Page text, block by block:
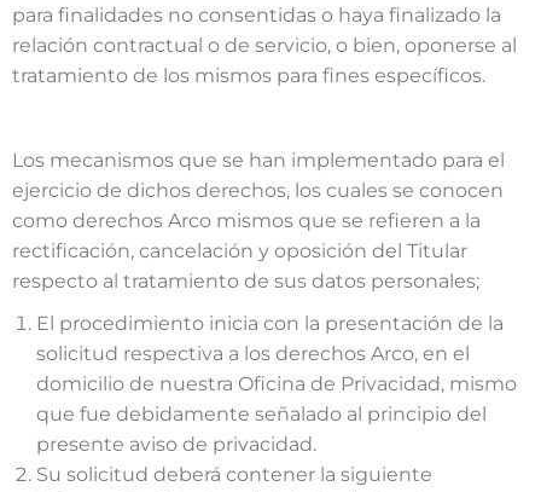
para finalidades no consentidas o haya finalizado la
relación contractual o de servicio, o bien, oponerse al
tratamiento de los mismos para fines específicos.
Los mecanismos que se han implementado para el
ejercicio de dichos derechos, los cuales se conocen
como derechos Arco mismos que se refieren a la
rectificación, cancelación y oposición del Titular
respecto al tratamiento de sus datos personales;
El procedimiento inicia con la presentación de la
solicitud respectiva a los derechos Arco, en el
domicilio de nuestra Oficina de Privacidad, mismo
que fue debidamente señalado al principio del
presente aviso de privacidad.
Su solicitud deberá contener la siguiente